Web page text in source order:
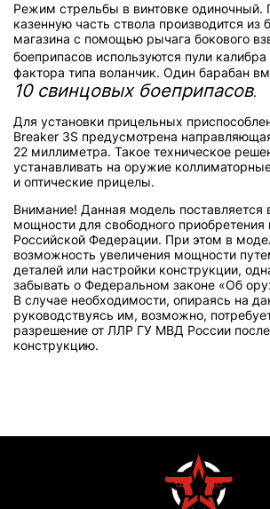
Режим стрельбы в винтовке одиночный.
казенную часть ствола производится из
магазина с помощью рычага бокового
боеприпасов используются пули калибра
фактора типа воланчик. Один барабан
10 свинцовых боеприпасов.
Для установки прицельных
Breaker 3S предусмотрена
22 миллиметра. Такое техническое
устанавливать на оружие
и оптические прицелы.
Внимание! Данная модель поставляется
мощности для свободного приобретения
Российской Федерации. При этом в
возможность увеличения мощности
деталей или настройки конструкции,
забывать о Федеральном законе «Об
В случае необходимости, опираясь на
руководствуясь им, возможно,
разрешение от ЛЛР ГУ МВД России
конструкцию.